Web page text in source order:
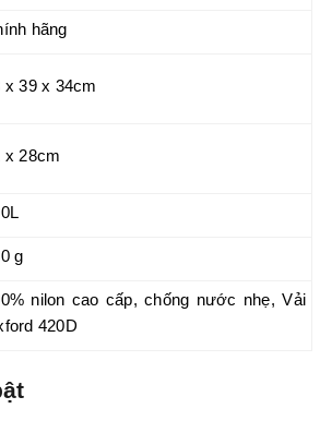
hãng
x 39 x 34cm
x 28cm
g
nilon cao cấp, chống nước nhẹ, Vải
420D